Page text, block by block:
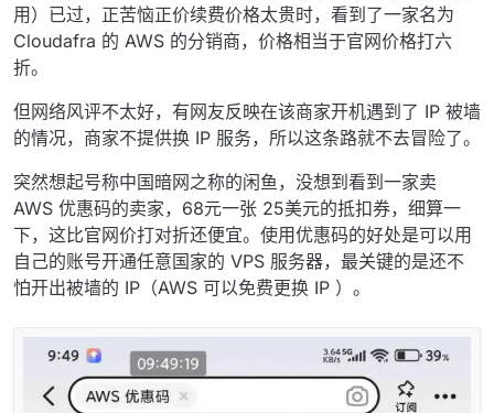
用）已过，正苦恼正价续费价格太贵时，看到了一家名为
Cloudafra 的 AWS 的分销商，价格相当于官网价格打六
折。
但网络风评不太好，有网友反映在该商家开机遇到了 IP 被墙
的情况，商家不提供换 IP 服务，所以这条路就不去冒险了。
突然想起号称中国暗网之称的闲鱼，没想到看到一家卖
AWS 优惠码的卖家，68元一张 25美元的抵扣券，细算一
下，这比官网价打对折还便宜。使用优惠码的好处是可以用
自己的账号开通任意国家的 VPS 服务器，最关键的是还不
怕开出被墙的 IP（AWS 可以免费更换 IP ）。